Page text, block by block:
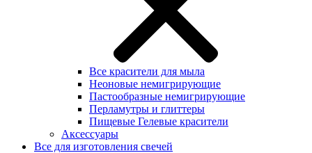
Все красители для мыла
Неоновые немигрирующие
Пастообразные немигрирующие
Перламутры и глиттеры
Пищевые Гелевые красители
Аксессуары
Все для изготовления свечей